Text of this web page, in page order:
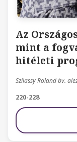
Az
mint a
hitéleti
Szilassy Roland bv.
220-228